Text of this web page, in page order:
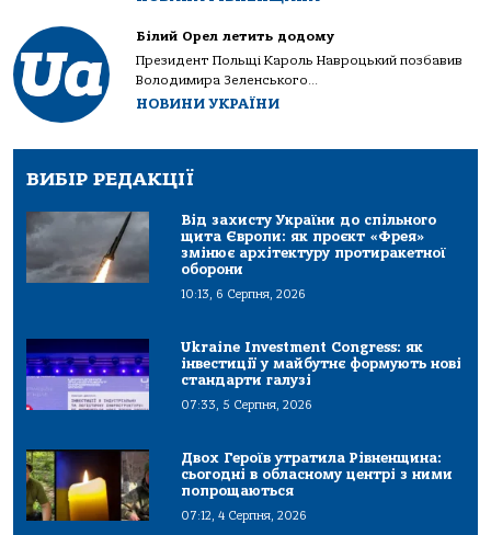
Білий Орел летить додому
Президент Польщі Кароль Навроцький позбавив
Володимира Зеленського...
НОВИНИ УКРАЇНИ
ВИБІР РЕДАКЦІЇ
Від захисту України до спільного
щита Європи: як проєкт «Фрея»
змінює архітектуру протиракетної
оборони
10:13, 6 Серпня, 2026
Ukraine Investment Congress: як
інвестиції у майбутнє формують нові
стандарти галузі
07:33, 5 Серпня, 2026
Двох Героїв утратила Рівненщина:
сьогодні в обласному центрі з ними
попрощаються
07:12, 4 Серпня, 2026